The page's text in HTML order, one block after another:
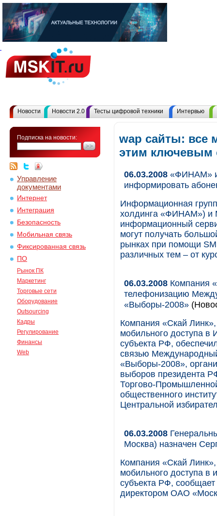
Новости Новости 2.0 Тесты цифровой техники Интервью
Подписка на новости:
Управление
документами
Интернет
Интеграция
Безопасность
Мобильная связь
Фиксированная связь
ПО
Рынок ПК
Маркетинг
Торговые сети
Оборудование
Outsourcing
Кадры
Регулирование
Финансы
Web
wap сайты: все
этим ключевым
06.03.2008 «ФИНАМ»
информировать
Информационная
холдинга «ФИНАМ») и
информационный
могут получать
рынках при помощи
различных тем – от
06.03.2008 Компания
телефонизацию
«Выборы-2008»
Компания «Скай
мобильного доступа в
субъекта РФ,
связью
«Выборы-2008»,
выборов президента
Торгово-
общественного
Центральной
06.03.2008
Москва) назначен
Компания «Скай
мобильного доступа в
субъекта РФ,
директором ОАО